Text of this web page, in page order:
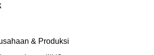
& Produksi